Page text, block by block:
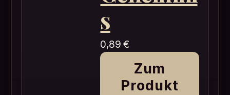
s
0,89€
Zum
Produkt